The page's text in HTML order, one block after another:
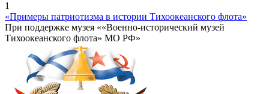
1
«Примеры патриотизма в истории Тихоокеанского флота»
При поддержке музея ««Военно-исторический музей
Тихоокеанского флота» МО РФ»